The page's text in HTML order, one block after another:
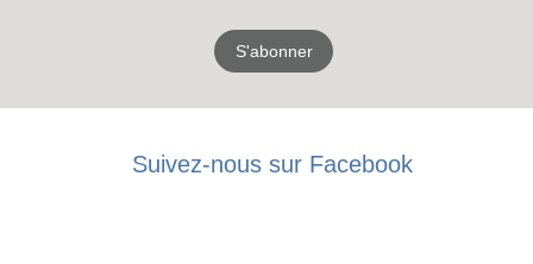
LES
S'abonner
Suivez-nous sur Facebook